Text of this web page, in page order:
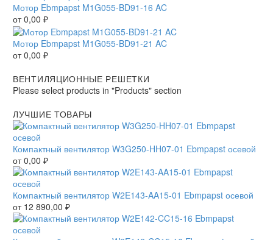
Мотор Ebmpapst M1G055-BD91-16 AC
от0,00 ₽
Мотор Ebmpapst M1G055-BD91-21 AC
от0,00 ₽
ВЕНТИЛЯЦИОННЫЕ РЕШЕТКИ
Please select products in "Products" section
ЛУЧШИЕ ТОВАРЫ
Компактный вентилятор W3G250-HH07-01 Ebmpapst осевой
от0,00 ₽
Компактный вентилятор W2E143-AA15-01 Ebmpapst осевой
от 12 890,00 ₽